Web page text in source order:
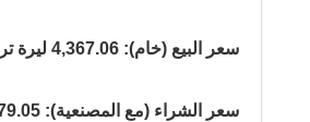
سعر البيع (خام): 4,367.06 ليرة تركية
سعر الشراء (مع المصنعية): 4,579.05 ليرة تركية